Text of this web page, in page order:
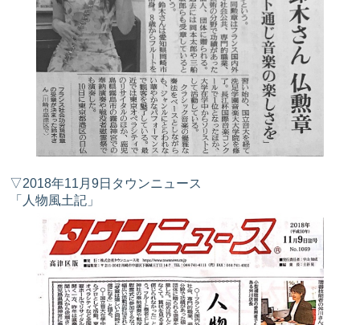
▽2018年11月9日タウンニュース
「人物風土記」